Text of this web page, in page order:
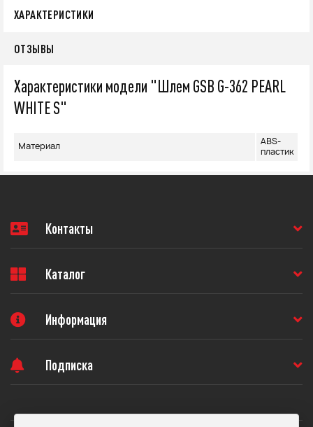
ХАРАКТЕРИСТИКИ
ОТЗЫВЫ
Характеристики модели "Шлем GSB G-362 PEARL
WHITE S"
Материал
ABS-
пластик
Контакты
Каталог
Информация
Подписка